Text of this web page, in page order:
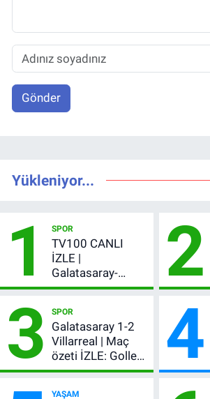
Gönder
Yükleniyor...
1 SPOR
TV100 CANLI
İZLE |
Galatasaray-
Villarreal maçı
şifresiz canlı yayın
2
3 SPOR
Galatasaray 1-2
Villarreal | Maç
özeti İZLE: Goller
peş peşe geldi,
4
YAŞAM